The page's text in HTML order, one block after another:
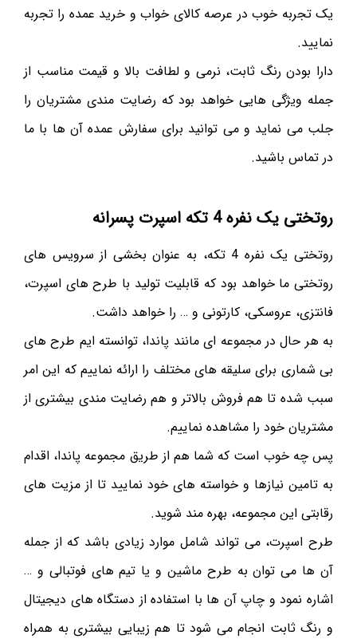
یک تجربه خوب در عرصه کالای خواب و خرید عمده را تجربه
نمایید.
دارا بودن رنگ ثابت، نرمی و لطافت بالا و قیمت مناسب از
جمله ویژگی هایی خواهد بود که رضایت مندی مشتریان را
جلب می نماید و می توانید برای سفارش عمده آن ها با ما
در تماس باشید.
روتختی یک نفره 4 تکه اسپرت پسرانه
روتختی یک نفره 4 تکه، به عنوان بخشی از سرویس های
روتختی ما خواهد بود که قابلیت تولید با طرح های اسپرت،
فانتزی، عروسکی، کارتونی و … را خواهد داشت.
به هر حال در مجموعه ای مانند پاندا، توانسته ایم طرح های
بی شماری برای سلیقه های مختلف را ارائه نماییم که این امر
سبب شده تا هم فروش بالاتر و هم رضایت مندی بیشتری از
مشتریان خود را مشاهده نماییم.
پس چه خوب است که شما هم از طریق مجموعه پاندا، اقدام
به تامین نیازها و خواسته های خود نمایید تا از مزیت های
رقابتی این مجموعه، بهره مند شوید.
طرح اسپرت، می تواند شامل موارد زیادی باشد که از جمله
آن ها می توان به طرح ماشین و یا تیم های فوتبالی و …
اشاره نمود و چاپ آن ها با استفاده از دستگاه های دیجیتال
و رنگ ثابت انجام می شود تا هم زیبایی بیشتری به همراه